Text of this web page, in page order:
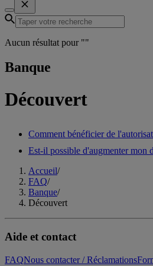
Aucun résultat pour ""
Banque
Découvert
Comment bénéficier de
Est-il possible d'augmenter mon
Accueil/
FAQ/
Banque/
Découvert
Aide et contact
FAQNous contacter / Réclamations